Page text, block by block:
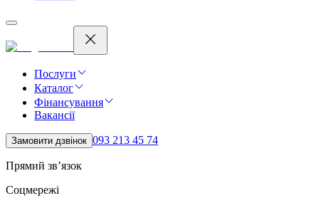
Послуги
Каталог
Фінансування
Вакансії
Замовити дзвінок 093 213 45 74
Прямий зв’язок
Соцмережі